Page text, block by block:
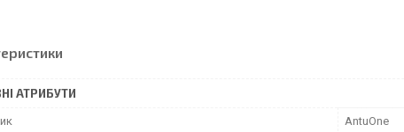
АТРИБУТИ
AntuOne